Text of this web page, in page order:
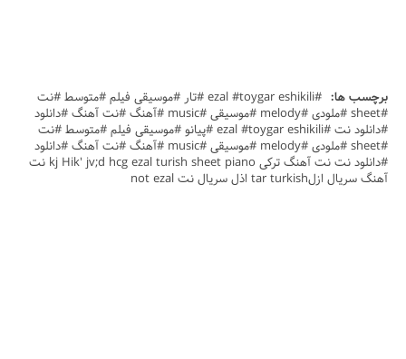
برچسب ها:
#ezal #toygar eshikili #تار #موسیقی فیلم #متوسط #نت
#sheet #ملودی #melody #موسیقی #music #آهنگ #نت آهنگ #دانلود
#دانلود نت #ezal #toygar eshikili #پیانو #موسیقی فیلم #متوسط #نت
#sheet #ملودی #melody #موسیقی #music #آهنگ #نت آهنگ #دانلود
#دانلود نت نت آهنگ ترکی kj Hik' jv;d hcg ezal turish sheet piano نت
آهنگ سریال ازلtar turkish اذل سریال نت not ezal